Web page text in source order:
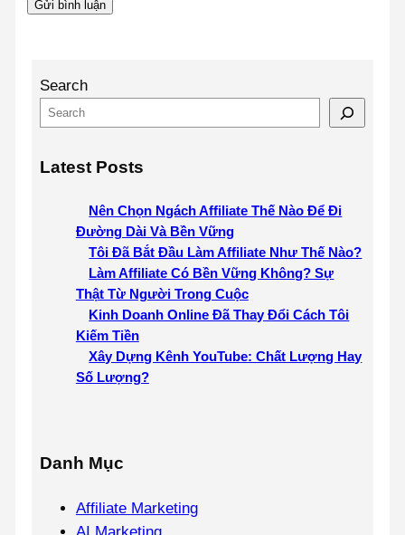
Search
Latest Posts
Nên Chọn Ngách Affiliate Thế Nào Để Đi
Đường Dài Và Bền Vững
Tôi Đã Bắt Đầu Làm Affiliate Như Thế Nào?
Làm Affiliate Có Bền Vững Không? Sự
Thật Từ Người Trong Cuộc
Kinh Doanh Online Đã Thay Đổi Cách Tôi
Kiếm Tiền
Xây Dựng Kênh YouTube: Chất Lượng Hay
Số Lượng?
Danh Mục
Affiliate Marketing